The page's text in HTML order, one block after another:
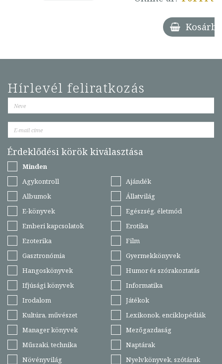
Kosárba
Hírlevél feliratkozás
Érdeklődési körök kiválasztása
Minden
Agykontroll
Ajándék
Albumok
Állatvilág
E-könyvek
Egészség, életmód
Emberi kapcsolatok
Erotika
Ezoterika
Film
Gasztronómia
Gyermekkönyvek
Hangoskönyvek
Humor és szórakoztatás
Ifjúsági könyvek
Informatika
Irodalom
Játékok
Kultúra, művészet
Lexikonok, enciklopédiák
Manager könyvek
Mezőgazdaság
Műszaki, technika
Naptárak
Növényvilág
Nyelvkönyvek, szótárak